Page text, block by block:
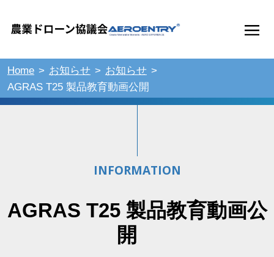
Home お知らせ
お知らせ
AGRAS T25 製品教育動画公開
INFORMATION
AGRAS T25 製品教育動画公
開